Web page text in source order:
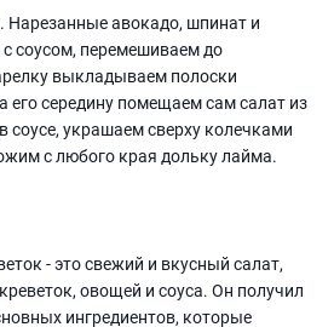
Нарезанные авокадо, шпинат и
соусом, перемешиваем до
выкладываем полоски
его середину помещаем сам салат из
соусе, украшаем сверху колечками
с любого края дольку лайма.
- это свежий и вкусный салат,
овощей и соуса. Он получил
ингредиентов, которые